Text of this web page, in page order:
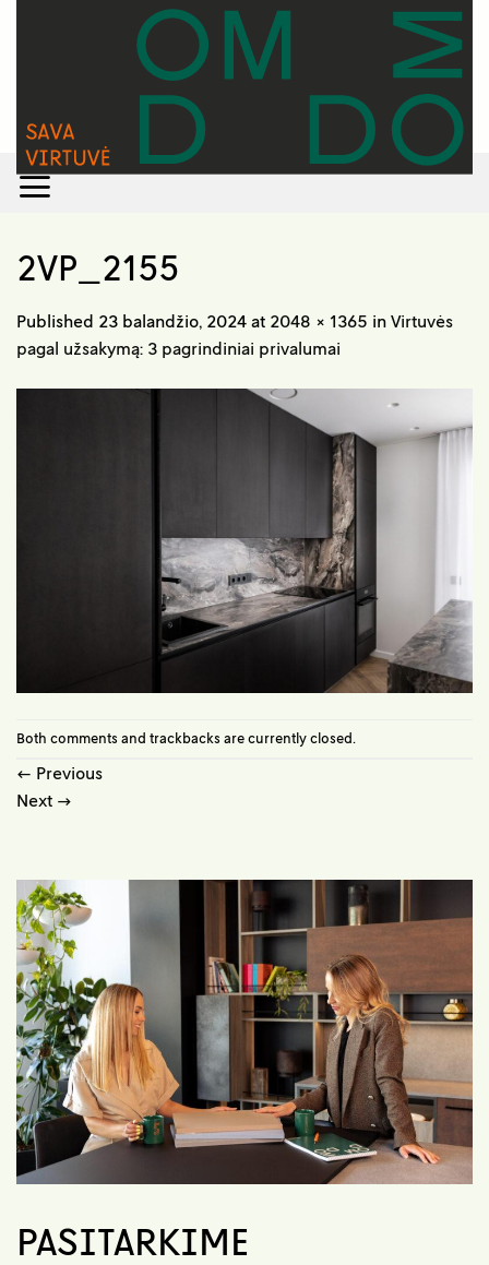
2VP_2155
Published 23 balandžio, 2024 at 2048 × 1365 in Virtuvės
pagal užsakymą: 3 pagrindiniai privalumai
Both comments and trackbacks are currently closed.
← Previous
Next →
PASITARKIME